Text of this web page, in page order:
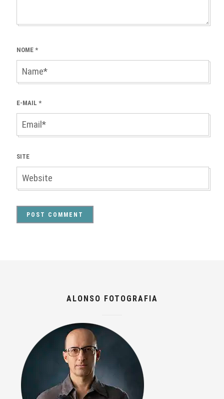
NOME *
E-MAIL *
SITE
ALONSO FOTOGRAFIA